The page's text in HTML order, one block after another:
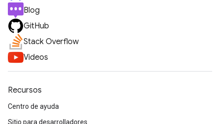
Blog
GitHub
Stack Overflow
Videos
Recursos
Centro de ayuda
Sitio para desarrolladores